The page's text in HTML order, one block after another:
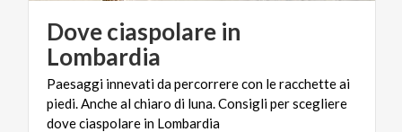
Dove ciaspolare in
Lombardia
Paesaggi innevati da percorrere con le racchette ai
piedi. Anche al chiaro di luna. Consigli per scegliere
dove ciaspolare in Lombardia